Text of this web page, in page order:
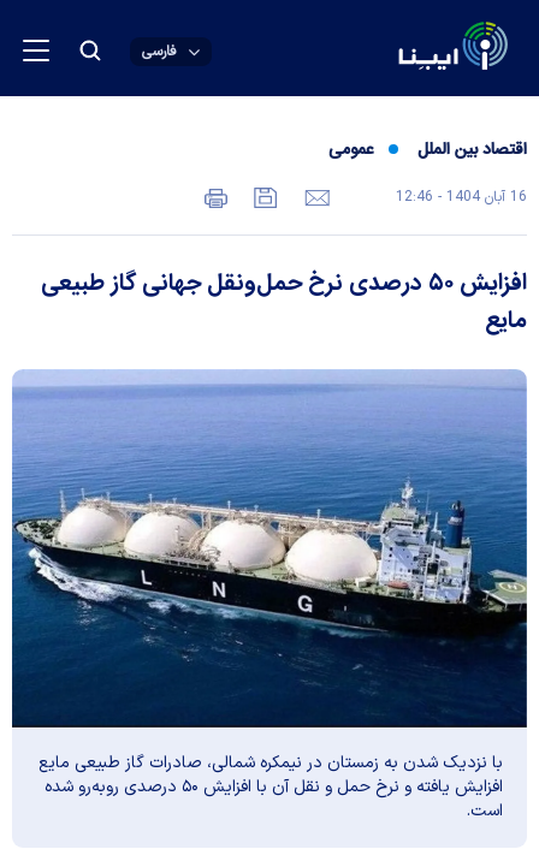
فارسی
اقتصاد بین الملل عمومی
16 آبان 1404 - 12:46
افزایش ۵۰ درصدی نرخ حمل‌ونقل جهانی گاز طبیعی
مایع
با نزدیک شدن به زمستان در نیمکره شمالی، صادرات گاز طبیعی مایع
افزایش یافته و نرخ حمل و نقل آن با افزایش ۵۰ درصدی رو‌به‌رو شده
است.